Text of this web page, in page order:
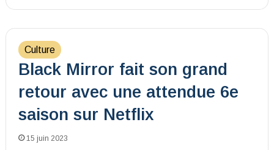
Culture
Black Mirror fait son grand
retour avec une attendue 6e
saison sur Netflix
15 juin 2023